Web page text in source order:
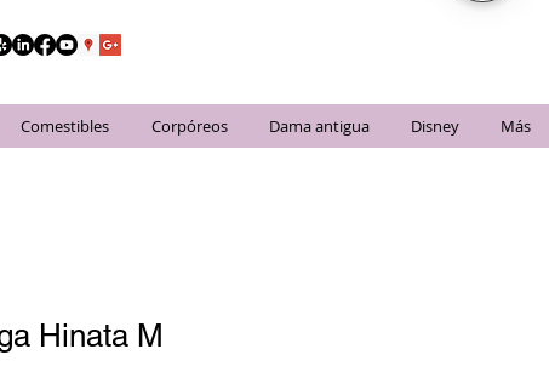
Comestibles Corpóreos Dama antigua Disney Más
Hinata M